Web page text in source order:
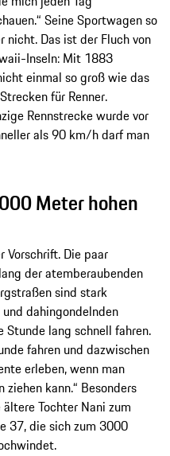
Seine Sportwagen so
nicht. Das ist der Fluch von
Inseln: Mit 1883
einmal so groß wie das
für Renner.
Rennstrecke wurde vor
als 90 km/h darf man
Meter hohen
Vorschrift. Die paar
der atemberaubenden
sind stark
dahingondelnden
Stunde lang schnell fahren.
fahren und dazwischen
erleben, wenn man
kann.“ Besonders
Tochter Nani zum
37, die sich zum 3000